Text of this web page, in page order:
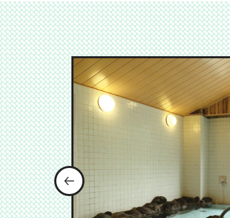
前のスライドを表示